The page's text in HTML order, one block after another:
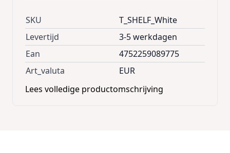
SKU
T_SHELF_White
Levertijd
3-5 werkdagen
Ean
4752259089775
Art_valuta
EUR
Lees volledige productomschrijving